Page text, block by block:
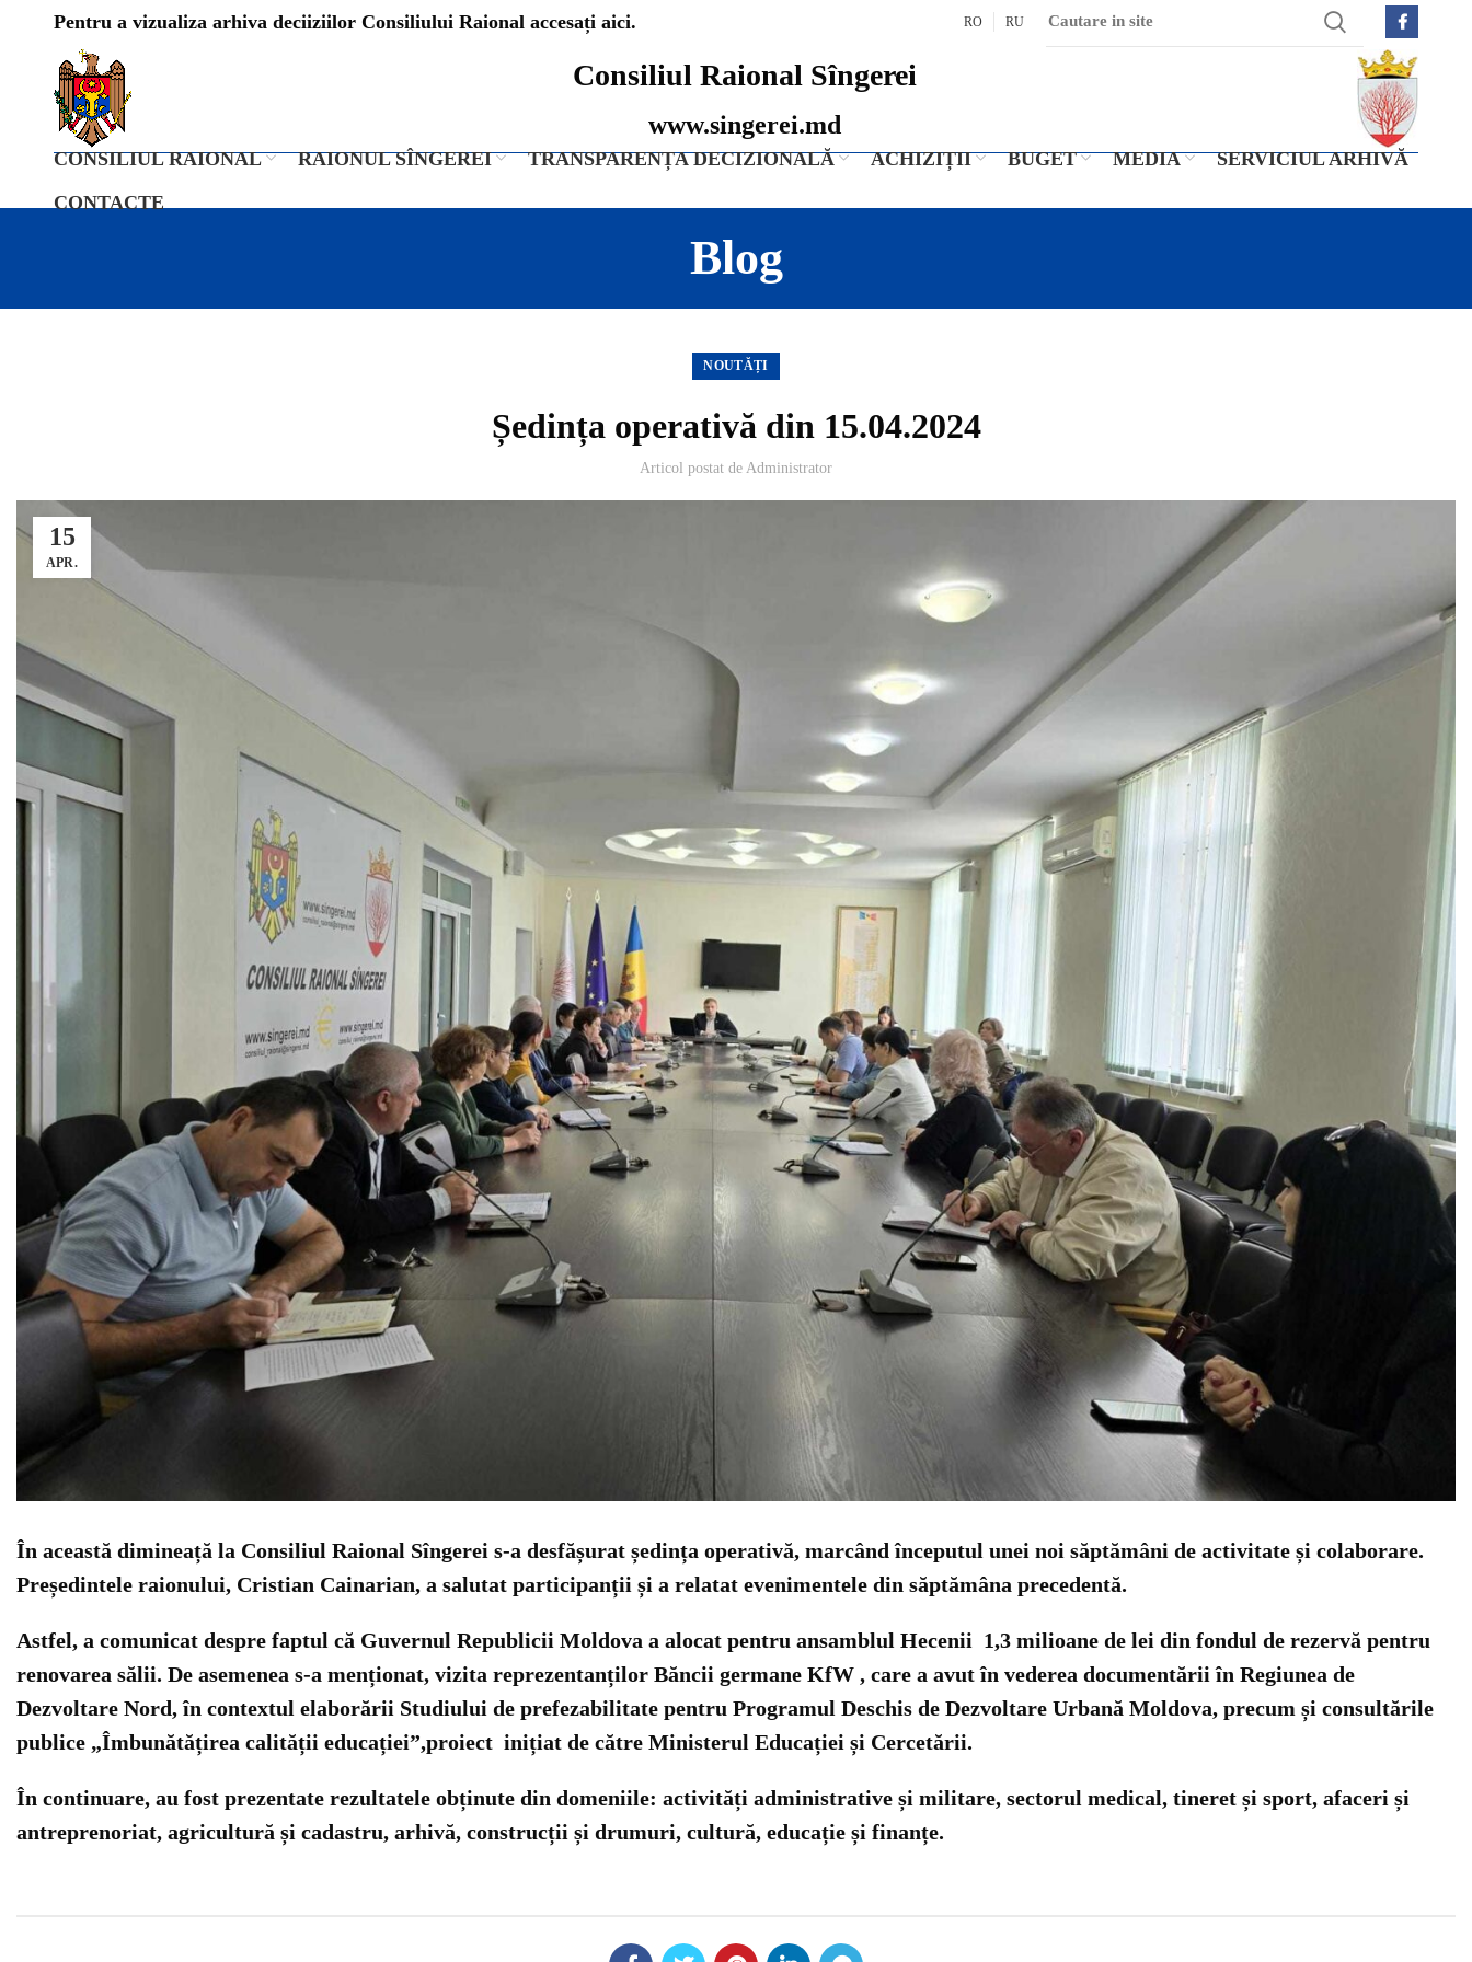
Pentru a vizualiza arhiva deciiziilor Consiliului Raional accesați aici. RO RU
Consiliul Raional Sîngerei
www.singerei.md
CONSILIUL RAIONAL RAIONUL SÎNGEREI TRANSPARENȚA DECIZIONALĂ ACHIZIȚII BUGET MEDIA
SERVICIUL ARHIVĂ
CONTACTE
Blog
NOUTĂȚI
Ședința operativă din 15.04.2024
Articol postat de Administrator
15
APR.
În această dimineață la Consiliul Raional Sîngerei s-a desfășurat ședința operativă, marcând începutul unei noi săptămâni de activitate și colaborare.
Președintele raionului, Cristian Cainarian, a salutat participanții și a relatat evenimentele din săptămâna precedentă.
Astfel, a comunicat despre faptul că Guvernul Republicii Moldova a alocat pentru ansamblul Hecenii 1,3 milioane de lei din fondul de rezervă pentru
renovarea sălii. De asemenea s-a menționat, vizita reprezentanților Băncii germane KfW , care a avut în vederea documentării în Regiunea de
Dezvoltare Nord, în contextul elaborării Studiului de prefezabilitate pentru Programul Deschis de Dezvoltare Urbană Moldova, precum și consultările
publice „Îmbunătățirea calității educației”,proiect inițiat de către Ministerul Educației și Cercetării.
În continuare, au fost prezentate rezultatele obținute din domeniile: activități administrative și militare, sectorul medical, tineret și sport, afaceri și
antreprenoriat, agricultură și cadastru, arhivă, construcții și drumuri, cultură, educație și finanțe.